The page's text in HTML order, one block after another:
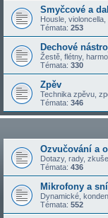
Smyčcové a
Housle, violoncella,
Témata: 253
Dechové
Žestě, flétny,
Témata: 330
Zpěv
Technika zpěvu,
Témata: 346
Ozvučování a
Dotazy, rady,
Témata: 436
Mikrofony a
Dynamické,
Témata: 552